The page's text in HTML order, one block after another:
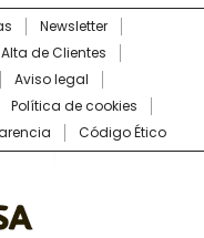
Newsletter
Alta de Clientes
Aviso legal
Política de cookies
Código Ético